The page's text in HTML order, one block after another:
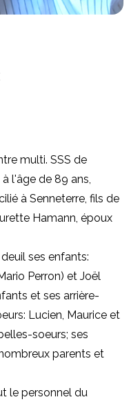
multi. SSS de
l'âge de 89 ans,
à Senneterre, fils de
Hamann, époux
ses enfants:
Perron) et Joël
et ses arrière-
Lucien, Maurice et
soeurs; ses
parents et
le personnel du